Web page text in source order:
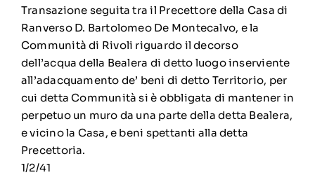
Transazione seguita tra il Precettore della Casa di
Ranverso D. Bartolomeo De Montecalvo, e la
Communità di Rivoli riguardo il decorso
dell’acqua della Bealera di detto luogo inserviente
all’adacquamento de’ beni di detto Territorio, per
cui detta Communità si è obbligata di mantener in
perpetuo un muro da una parte della detta Bealera,
e vicino la Casa, e beni spettanti alla detta
Precettoria.
1/2/41